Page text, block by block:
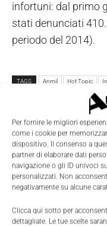
Per fornire le migliori
come i cookie per
dispositivo. Il consenso a
partner di elaborare dati
navigazione o gli ID univoci
personalizzati. Non
negativamente su alcune
Clicca qui sotto per
dettagliate. Le tue scelte
infortuni: dal primo
stati denunciati
periodo del 2014).
TAGS Anmil Hot Topic